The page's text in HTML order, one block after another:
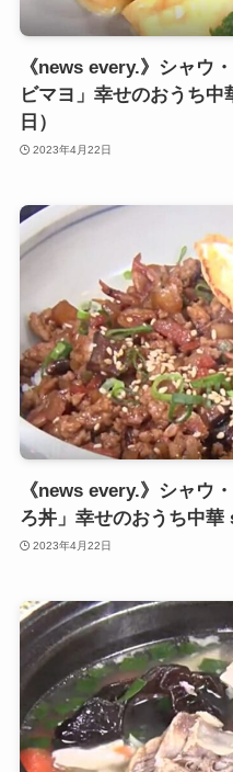
《news every.》シャウ
ビマヨ」幸せのおうち
日）
2023年4月22日
《news every.》シャウ
ろ丼」幸せのおうち中華
2023年4月22日